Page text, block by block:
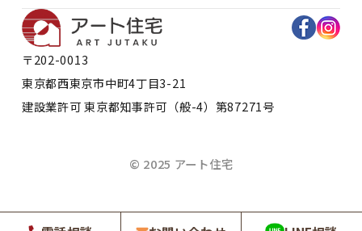
〒202-0013
東京都西東京市中町4丁目3-21
建設業許可 東京都知事許可（般-4）第87271号
© 2025 アート住宅